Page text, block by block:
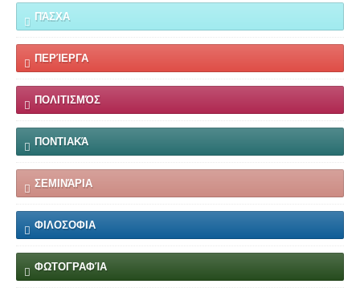
ΠΆΣΧΑ
ΠΕΡΊΕΡΓΑ
ΠΟΛΙΤΙΣΜΌΣ
ΠΟΝΤΙΑΚΆ
ΣΕΜΙΝΆΡΙΑ
ΦΙΛΟΣΟΦΙΑ
ΦΩΤΟΓΡΑΦΊΑ